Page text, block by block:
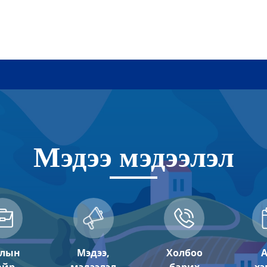
хот байгуулалтын газар
Мэдээ мэдээлэл
Мэдээ,
Холбоо